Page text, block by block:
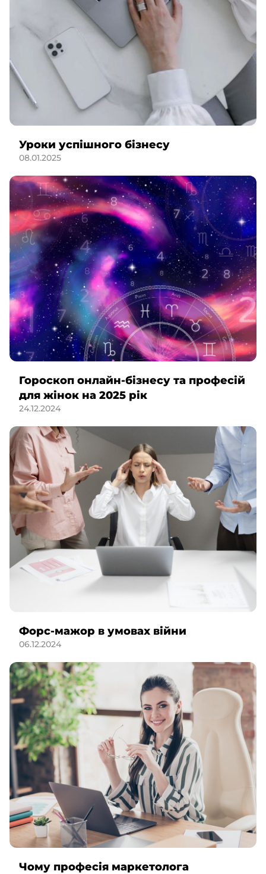
Уроки успішного бізнесу
08.01.2025
Гороскоп онлайн-бізнесу та професій
для жінок на 2025 рік
24.12.2024
Форс-мажор в умовах війни
06.12.2024
Чому професія маркетолога